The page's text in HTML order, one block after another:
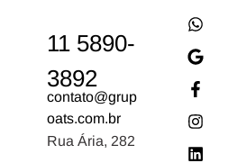
11 5890-
3892
contato@grup
oats.com.br
Rua Ária, 282